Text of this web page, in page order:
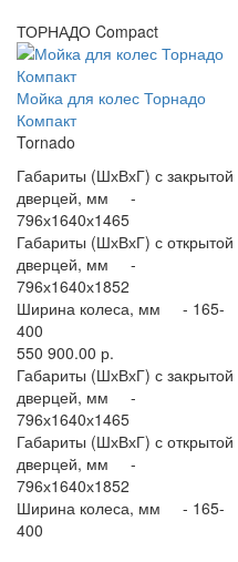
ТОРНАДО Compact
Мойка для колес Торнадо
Компакт
Tornado
Габариты (ШхВхГ) с закрытой
дверцей, мм -
796х1640х1465
Габариты (ШхВхГ) с открытой
дверцей, мм -
796х1640х1852
Ширина колеса, мм - 165-
400
550 900.00 р.
Габариты (ШхВхГ) с закрытой
дверцей, мм -
796х1640х1465
Габариты (ШхВхГ) с открытой
дверцей, мм -
796х1640х1852
Ширина колеса, мм - 165-
400